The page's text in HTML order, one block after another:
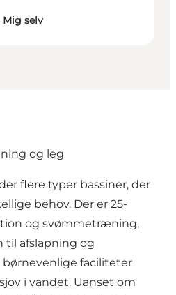
Mig selv
og leg
flere typer bassiner, der
behov. Der er 25-
og svømmetræning,
til afslapning og
faciliteter
i vandet. Uanset om